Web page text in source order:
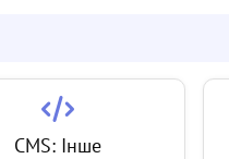
CMS: Інше